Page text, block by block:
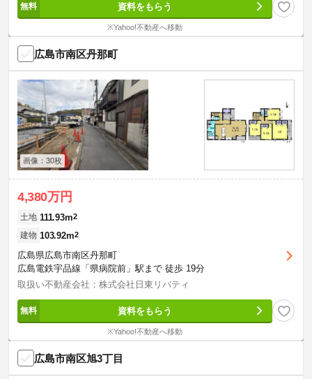
資料をもらう
※Yahoo!不動産へ移動
広島市南区丹那町
画像：30枚
4,380万円
土地 111.93m2
建物 103.92m2
広島県広島市南区丹那町
広島電鉄宇品線「県病院前」駅まで 徒歩 19分
取扱い不動産会社：株式会社日東リバティ
資料をもらう
※Yahoo!不動産へ移動
広島市南区旭3丁目